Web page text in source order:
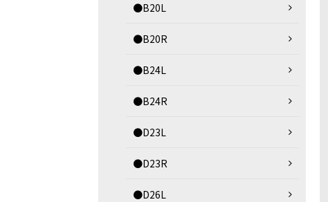
●B20L
●B20R
●B24L
●B24R
●D23L
●D23R
●D26L